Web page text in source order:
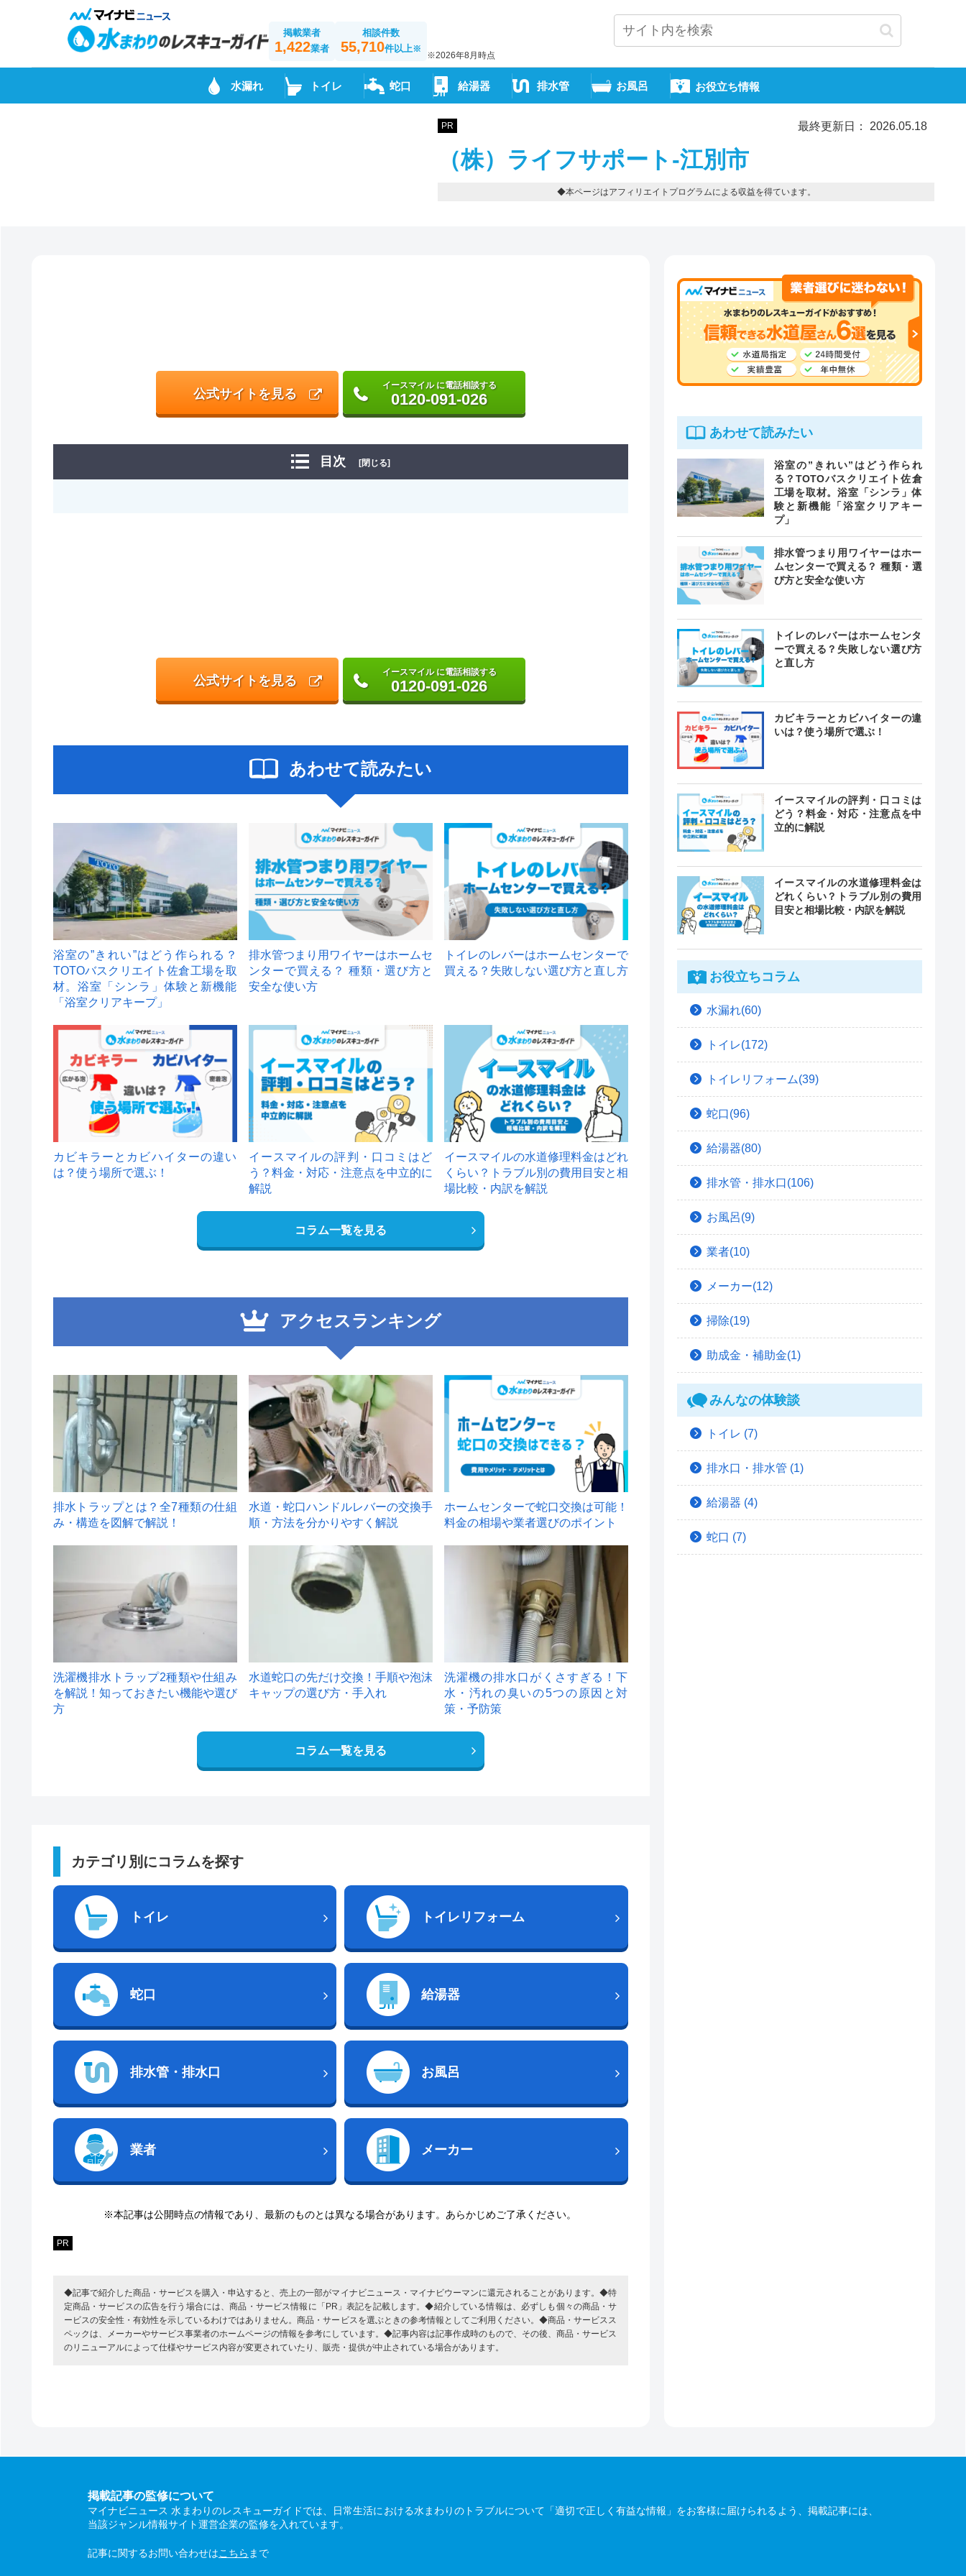
掲載業者
1,422業者
相談件数
55,710件以上※
※2026年8月時点
水漏れ トイレ 蛇口 給湯器 排水管 お風呂 お役立ち情報
PR 最終更新日： 2026.05.18
（株）ライフサポート-江別市
◆本ページはアフィリエイトプログラムによる収益を得ています。
公式サイトを見る
イースマイル に電話相談する
0120-091-026
目次 [閉じる]
公式サイトを見る
イースマイル に電話相談する
0120-091-026
あわせて読みたい
浴室の”きれい”はどう作られる？
TOTOバスクリエイト佐倉工場を取
材。浴室「シンラ」体験と新機能
「浴室クリアキープ」
排水管つまり用ワイヤーはホームセ
ンターで買える？ 種類・選び方と
安全な使い方
トイレのレバーはホームセンターで
買える？失敗しない選び方と直し方
カビキラーとカビハイターの違い
は？使う場所で選ぶ！
イースマイルの評判・口コミはど
う？料金・対応・注意点を中立的に
解説
イースマイルの水道修理料金はどれ
くらい？トラブル別の費用目安と相
場比較・内訳を解説
コラム一覧を見る
アクセスランキング
1
排水トラップとは？全7種類の仕組
み・構造を図解で解説！
2
水道・蛇口ハンドルレバーの交換手
順・方法を分かりやすく解説
ホームセンターで蛇口交換は可能！
料金の相場や業者選びのポイント
洗濯機排水トラップ2種類や仕組み
を解説！知っておきたい機能や選び
方
水道蛇口の先だけ交換！手順や泡沫
キャップの選び方・手入れ
洗濯機の排水口がくさすぎる！下
水・汚れの臭いの5つの原因と対
策・予防策
コラム一覧を見る
カテゴリ別にコラムを探す
トイレ トイレリフォーム
蛇口 給湯器
排水管・排水口 お風呂
業者 メーカー
※本記事は公開時点の情報であり、最新のものとは異なる場合があります。あらかじめご了承ください。
PR
◆記事で紹介した商品・サービスを購入・申込すると、売上の一部がマイナビニュース・マイナビウーマンに還元されることがあります。◆特
定商品・サービスの広告を行う場合には、商品・サービス情報に「PR」表記を記載します。◆紹介している情報は、必ずしも個々の商品・サ
ービスの安全性・有効性を示しているわけではありません。商品・サービスを選ぶときの参考情報としてご利用ください。◆商品・サービスス
ペックは、メーカーやサービス事業者のホームページの情報を参考にしています。◆記事内容は記事作成時のもので、その後、商品・サービス
のリニューアルによって仕様やサービス内容が変更されていたり、販売・提供が中止されている場合があります。
あわせて読みたい
浴室の”きれい”はどう作られ
る？TOTOバスクリエイト佐倉
工場を取材。浴室「シンラ」体
験と新機能「浴室クリアキー
プ」
排水管つまり用ワイヤーはホー
ムセンターで買える？ 種類・選
び方と安全な使い方
トイレのレバーはホームセンタ
ーで買える？失敗しない選び方
と直し方
カビキラーとカビハイターの違
いは？使う場所で選ぶ！
イースマイルの評判・口コミは
どう？料金・対応・注意点を中
立的に解説
イースマイルの水道修理料金は
どれくらい？トラブル別の費用
目安と相場比較・内訳を解説
お役立ちコラム
水漏れ(60)
トイレ(172)
トイレリフォーム(39)
蛇口(96)
給湯器(80)
排水管・排水口(106)
お風呂(9)
業者(10)
メーカー(12)
掃除(19)
助成金・補助金(1)
みんなの体験談
トイレ (7)
排水口・排水管 (1)
給湯器 (4)
蛇口 (7)
掲載記事の監修について
マイナビニュース 水まわりのレスキューガイドでは、日常生活における水まわりのトラブルについて「適切で正しく有益な情報」をお客様に届けられるよう、掲載記事には、
当該ジャンル情報サイト運営企業の監修を入れています。
記事に関するお問い合わせはこちら まで